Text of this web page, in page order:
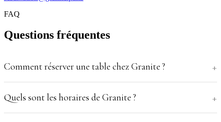
FAQ
Questions fréquentes
Comment réserver une table chez Granite ?
Quels sont les horaires de Granite ?